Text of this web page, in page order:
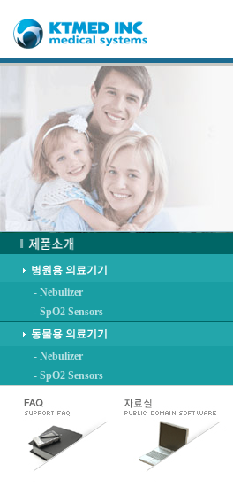
병원용 의료기기
- Nebulizer
- SpO2 Sensors
동물용 의료기기
- Nebulizer
- SpO2 Sensors